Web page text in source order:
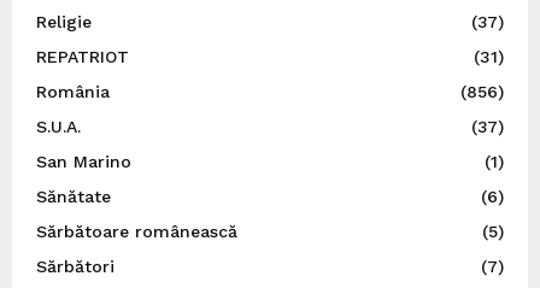
Religie
(37)
REPATRIOT
(31)
România
(856)
S.U.A.
(37)
San Marino
(1)
Sănătate
(6)
Sărbătoare românească
(5)
Sărbători
(7)